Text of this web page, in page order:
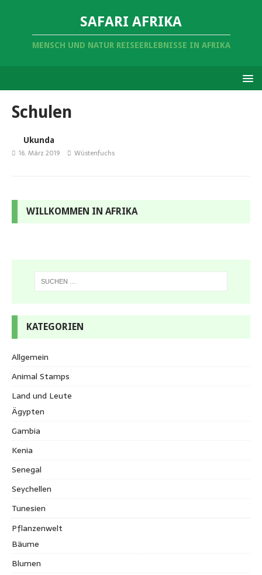
SAFARI AFRIKA
MENSCH UND NATUR REISEERLEBNISSE IN AFRIKA
Schulen
Ukunda
16. März 2019 Wüstenfuchs
WILLKOMMEN IN AFRIKA
KATEGORIEN
Allgemein
Animal Stamps
Land und Leute
Ägypten
Gambia
Kenia
Senegal
Seychellen
Tunesien
Pflanzenwelt
Bäume
Blumen